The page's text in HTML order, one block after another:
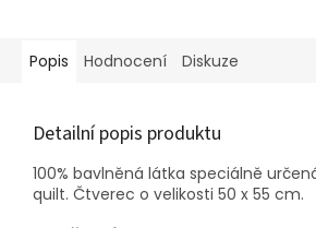
Popis Hodnocení Diskuze
Detailní popis produktu
100% bavlněná látka speciálně
quilt. Čtverec o velikosti 50 x 55 cm.